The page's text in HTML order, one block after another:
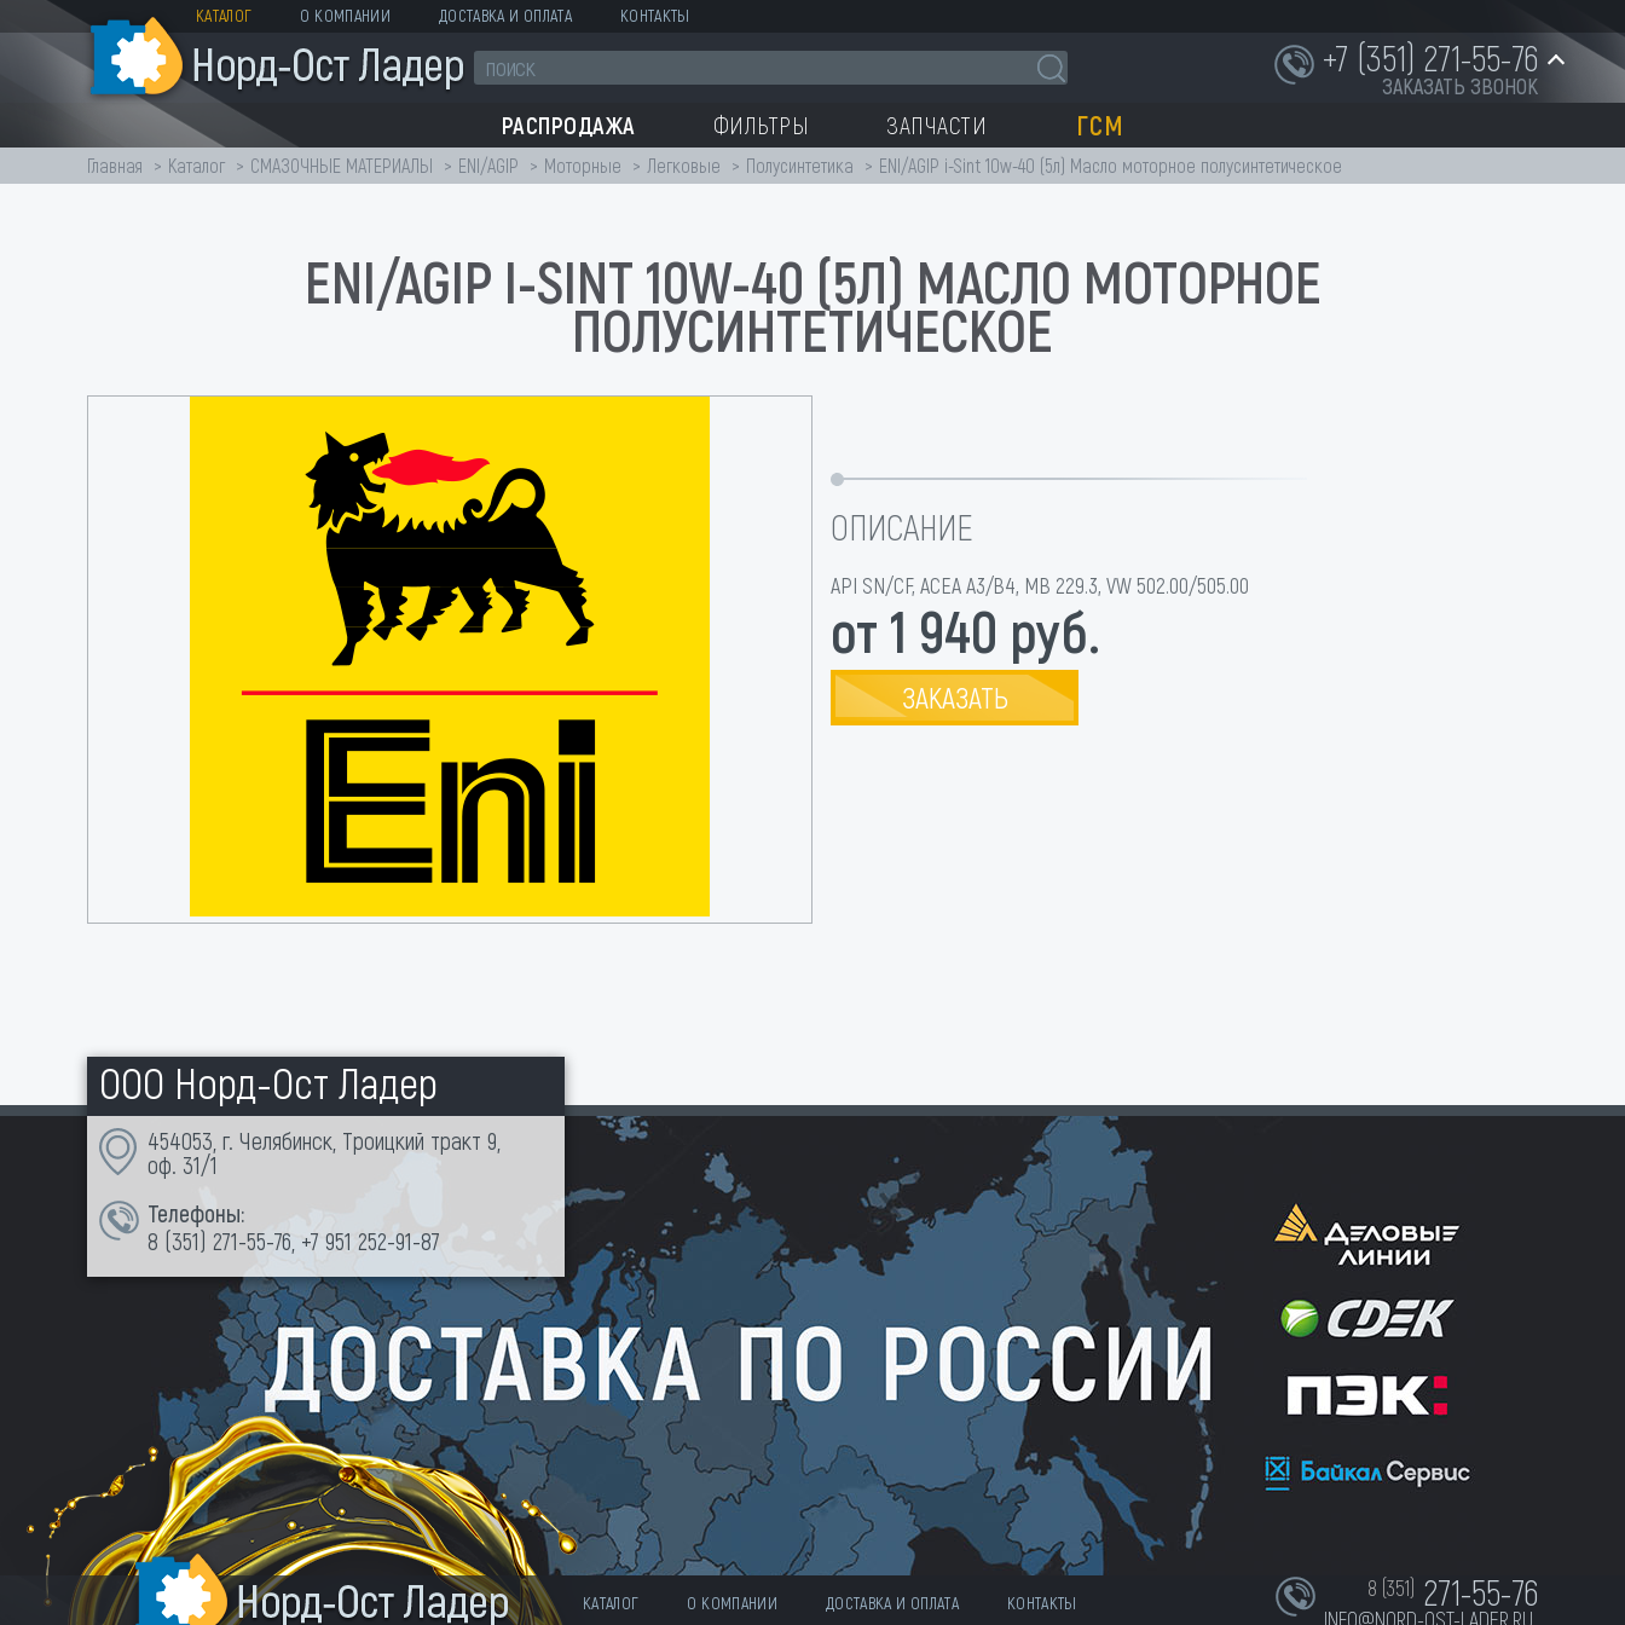
КАТАЛОГ О КОМПАНИИ ДОСТАВКА И ОПЛАТА КОНТАКТЫ
+7 (351) 271-55-76
ЗАКАЗАТЬ ЗВОНОК
+7 (951) 252-91-87
INFO@NORD-OST-LADER.RU
РАСПРОДАЖА ФИЛЬТРЫ ЗАПЧАСТИ ГСМ
Главная Каталог СМАЗОЧНЫЕ МАТЕРИАЛЫ ENI/AGIP Моторные Легковые Полусинтетика ENI/AGIP i-Sint 10w-40 (5л) Масло моторное полусинтетическое
ENI/AGIP I-SINT 10W-40 (5Л) МАСЛО МОТОРНОЕ
ПОЛУСИНТЕТИЧЕСКОЕ
ОПИСАНИЕ
API SN/CF, ACEA A3/B4, MB 229.3, VW 502.00/505.00
от 1 940 руб.
ЗАКАЗАТЬ
ООО Норд-Ост Ладер
454053, г. Челябинск, Троицкий тракт 9,
оф. 31/1
Телефоны:
8 (351) 271-55-76 +7 951 252-91-87
КАТАЛОГ О КОМПАНИИ ДОСТАВКА И ОПЛАТА КОНТАКТЫ
8 (351) 271-55-76
INFO@NORD-OST-LADER.RU